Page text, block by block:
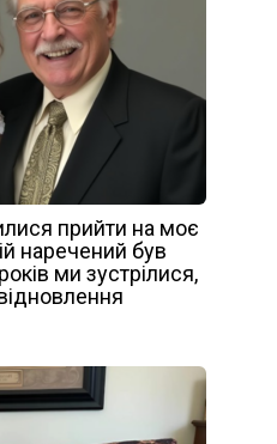
прийти на моє
наречений був
ми зустрілися,